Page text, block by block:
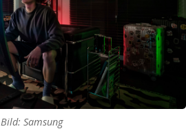
Bild: Samsung